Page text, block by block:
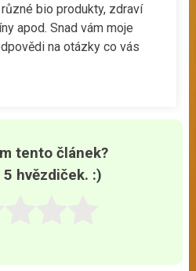
bio produkty, zdraví
apod. Snad vám moje
na otázky co vás
tento článek?
hvězdiček. :)